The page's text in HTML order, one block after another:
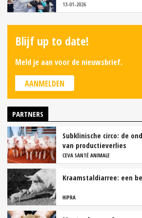
13-01-2026
Blijf up to date!
Meld je aan voor de nieuwsbrief.
AANMELDEN
PARTNERS
Subklinische circo: de
van productieverlies
CEVA SANTÉ ANIMALE
Kraamstaldiarree: een
HIPRA